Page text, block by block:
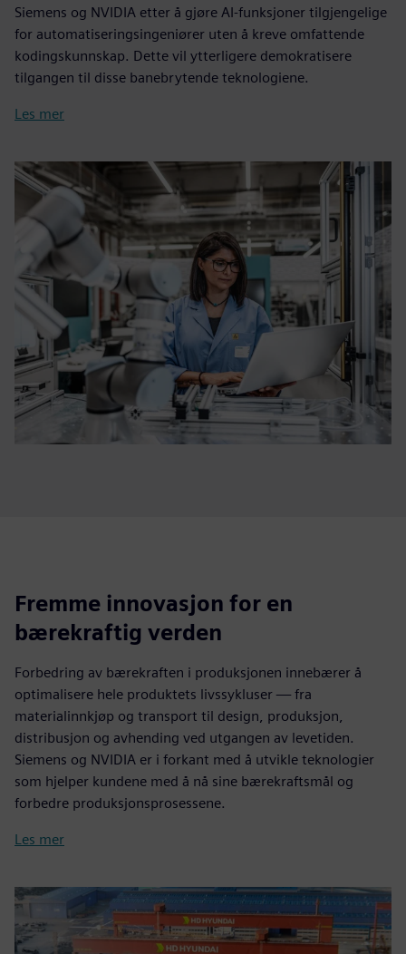
Siemens og NVIDIA etter å gjøre AI-funksjoner tilgjengelige
for automatiseringsingeniører uten å kreve omfattende
kodingskunnskap. Dette vil ytterligere demokratisere
tilgangen til disse banebrytende teknologiene.
Les mer
Fremme innovasjon for en
bærekraftig verden
Forbedring av bærekraften i produksjonen innebærer å
optimalisere hele produktets livssykluser — fra
materialinnkjøp og transport til design, produksjon,
distribusjon og avhending ved utgangen av levetiden.
Siemens og NVIDIA er i forkant med å utvikle teknologier
som hjelper kundene med å nå sine bærekraftsmål og
forbedre produksjonsprosessene.
Les mer